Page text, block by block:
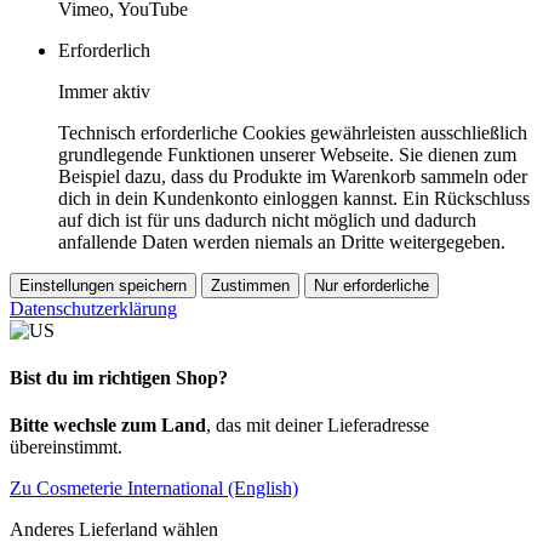
Vimeo, YouTube
Erforderlich
Immer aktiv
Technisch erforderliche Cookies gewährleisten ausschließlich
grundlegende Funktionen unserer Webseite. Sie dienen zum
Beispiel dazu, dass du Produkte im Warenkorb sammeln oder
dich in dein Kundenkonto einloggen kannst. Ein Rückschluss
auf dich ist für uns dadurch nicht möglich und dadurch
anfallende Daten werden niemals an Dritte weitergegeben.
Einstellungen speichern Zustimmen Nur erforderliche
Datenschutzerklärung
Bist du im richtigen Shop?
Bitte wechsle zum Land, das mit deiner Lieferadresse
übereinstimmt.
Zu Cosmeterie International (English)
Anderes Lieferland wählen